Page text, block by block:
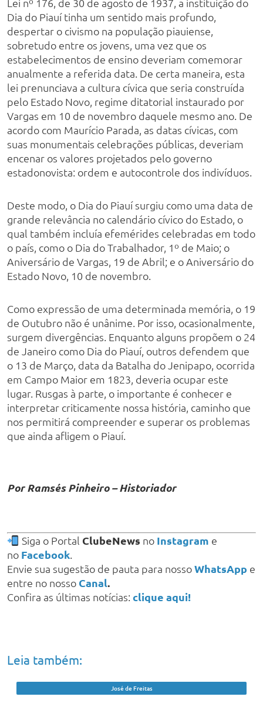
Dia do Piauí tinha um sentido mais profundo,
despertar o civismo na população piauiense,
sobretudo entre os jovens, uma vez que os
estabelecimentos de ensino deveriam comemorar
anualmente a referida data. De certa maneira, esta
lei prenunciava a cultura cívica que seria construída
pelo Estado Novo, regime ditatorial instaurado por
Vargas em 10 de novembro daquele mesmo ano. De
acordo com Maurício Parada, as datas cívicas, com
suas monumentais celebrações públicas, deveriam
encenar os valores projetados pelo governo
estadonovista: ordem e autocontrole dos indivíduos.
Deste modo, o Dia do Piauí surgiu como uma data de
grande relevância no calendário cívico do Estado, o
qual também incluía efemérides celebradas em todo
o país, como o Dia do Trabalhador, 1º de Maio; o
Aniversário de Vargas, 19 de Abril; e o Aniversário do
Estado Novo, 10 de novembro.
Como expressão de uma determinada memória, o 19
de Outubro não é unânime. Por isso, ocasionalmente,
surgem divergências. Enquanto alguns propõem o 24
de Janeiro como Dia do Piauí, outros defendem que
o 13 de Março, data da Batalha do Jenipapo, ocorrida
em Campo Maior em 1823, deveria ocupar este
lugar. Rusgas à parte, o importante é conhecer e
interpretar criticamente nossa história, caminho que
nos permitirá compreender e superar os problemas
que ainda afligem o Piauí.
Por Ramsés Pinheiro – Historiador
Siga o Portal ClubeNews no Instagram e
no Facebook.
Envie sua sugestão de pauta para nossoWhatsApp e
entre no nosso Canal.
Confira as últimas notícias: clique aqui!
Leia também:
José de Freitas